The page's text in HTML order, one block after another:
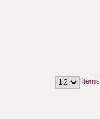
items